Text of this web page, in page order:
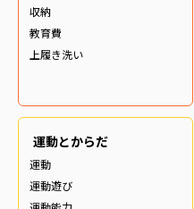
収納
教育費
上履き洗い
運動とからだ
運動
運動遊び